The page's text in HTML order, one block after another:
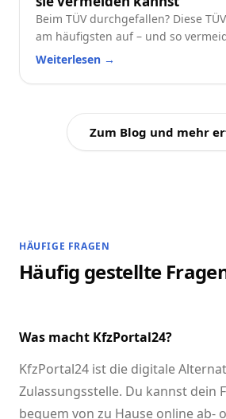
Beim TÜV durchgefallen? Diese
am häufigsten auf – und so
praktische Checkliste für alle
Weiterlesen →
Zum Blog und mehr
HÄUFIGE FRAGEN
Häufig gestellte
Was macht KfzPortal24?
KfzPortal24 ist die digitale
Zulassungsstelle. Du kannst dein
bequem von zu Hause online ab-